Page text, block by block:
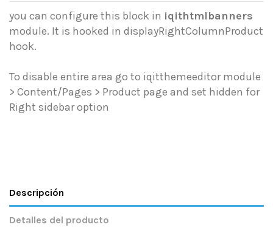
you can configure this block in iqithtmlbanners
module. It is hooked in displayRightColumnProduct
hook.
To disable entire area go to iqitthemeeditor module
> Content/Pages > Product page and set hidden for
Right sidebar option
Descripción
Detalles del producto